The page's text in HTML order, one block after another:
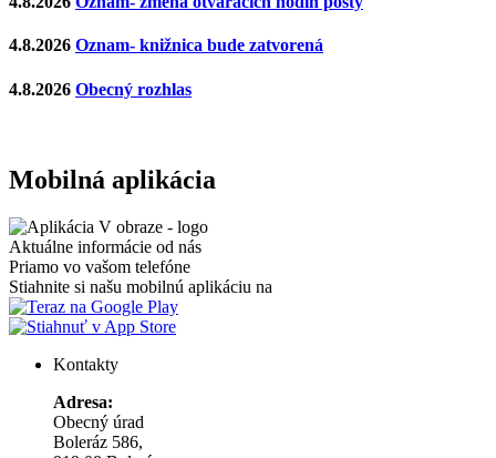
4.8.2026 Oznam- knižnica bude zatvorená
4.8.2026 Obecný rozhlas
Mobilná aplikácia
Aktuálne informácie od nás
Priamo vo vašom telefóne
Stiahnite si našu mobilnú aplikáciu na
Kontakty
Adresa:
Obecný úrad
Boleráz 586,